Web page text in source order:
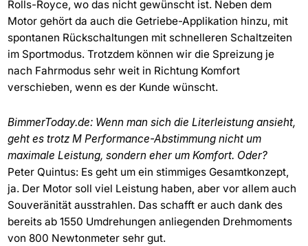
Rolls-Royce, wo das nicht gewünscht ist. Neben dem
Motor gehört da auch die Getriebe-Applikation hinzu, mit
spontanen Rückschaltungen mit schnelleren Schaltzeiten
im Sportmodus. Trotzdem können wir die Spreizung je
nach Fahrmodus sehr weit in Richtung Komfort
verschieben, wenn es der Kunde wünscht.
BimmerToday.de: Wenn man sich die Literleistung ansieht,
geht es trotz M Performance-Abstimmung nicht um
maximale Leistung, sondern eher um Komfort. Oder?
Peter Quintus: Es geht um ein stimmiges Gesamtkonzept,
ja. Der Motor soll viel Leistung haben, aber vor allem auch
Souveränität ausstrahlen. Das schafft er auch dank des
bereits ab 1550 Umdrehungen anliegenden Drehmoments
von 800 Newtonmeter sehr gut.